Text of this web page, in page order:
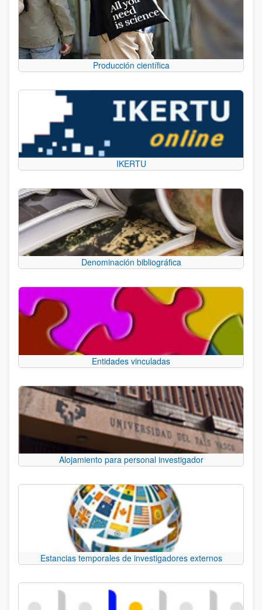
Producción científica
IKERTU
Denominación bibliográfica
Entidades vinculadas
Alojamiento para personal investigador
Estancias temporales de investigadores externos